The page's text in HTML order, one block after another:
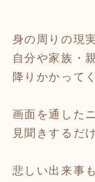
身の周りの現
自分や家族・
降りかかって
画面を通した
見聞きするだ
悲しい出来事